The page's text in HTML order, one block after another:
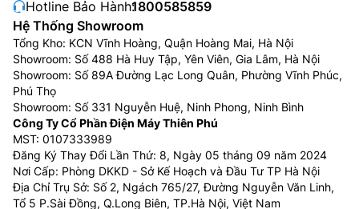
Hotline Bảo Hành:1800585859
Hệ Thống Showroom
Tổng Kho: KCN Vĩnh Hoàng, Quận Hoàng Mai, Hà Nội
Showroom: Số 488 Hà Huy Tập, Yên Viên, Gia Lâm, Hà Nội
Showroom: Số 89A Đường Lạc Long Quân, Phường Vĩnh Phúc,
Phú Thọ
Showroom: Số 331 Nguyễn Huệ, Ninh Phong, Ninh Bình
Công Ty Cổ Phần Điện Máy Thiên Phú
MST: 0107333989
Đăng Ký Thay Đổi Lần Thứ: 8, Ngày 05 tháng 09 năm 2024
Nơi Cấp: Phòng DKKD - Sở Kế Hoạch và Đầu Tư TP Hà Nội
Địa Chỉ Trụ Sở: Số 2, Ngách 765/27, Đường Nguyễn Văn Linh,
Tổ 5 P.Sài Đồng, Q.Long Biên, TP.Hà Nội, Việt Nam